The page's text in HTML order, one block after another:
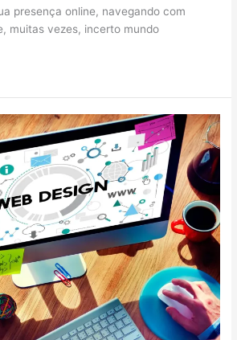
presença online, navegando com
muitas vezes, incerto mundo